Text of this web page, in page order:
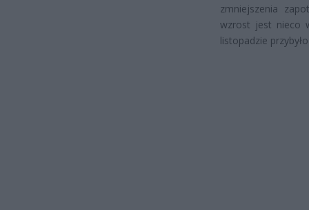
zmniejszenia
wzrost jest nieco
listopadzie